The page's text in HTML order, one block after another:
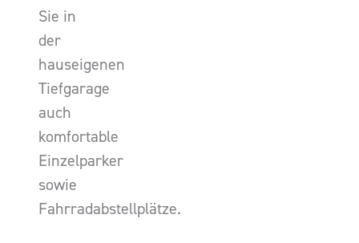
Sie in
der
hauseigenen
Tiefgarage
auch
komfortable
Einzelparker
sowie
Fahrradabstellplätze.